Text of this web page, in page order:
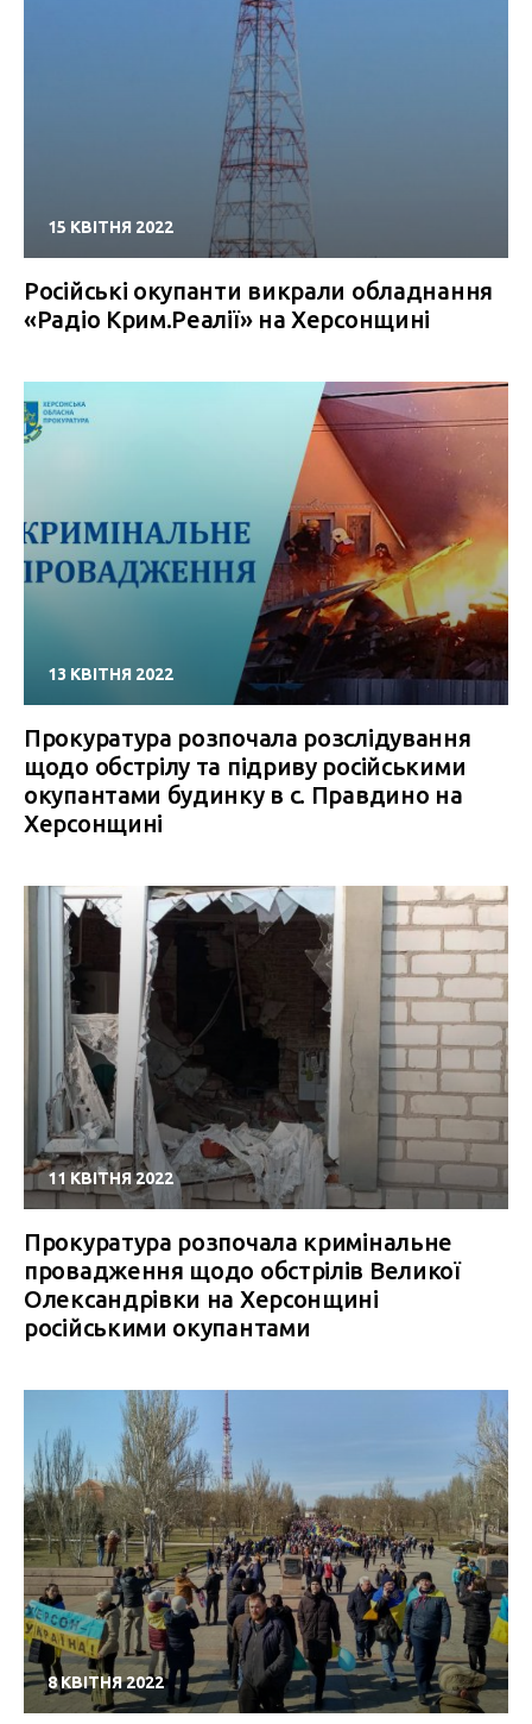
15 КВІТНЯ 2022
Російські окупанти викрали обладнання
«Радіо Крим.Реалії» на Херсонщині
13 КВІТНЯ 2022
Прокуратура розпочала розслідування
щодо обстрілу та підриву російськими
окупантами будинку в с. Правдино на
Херсонщині
11 КВІТНЯ 2022
Прокуратура розпочала кримінальне
провадження щодо обстрілів Великої
Олександрівки на Херсонщині
російськими окупантами
8 КВІТНЯ 2022